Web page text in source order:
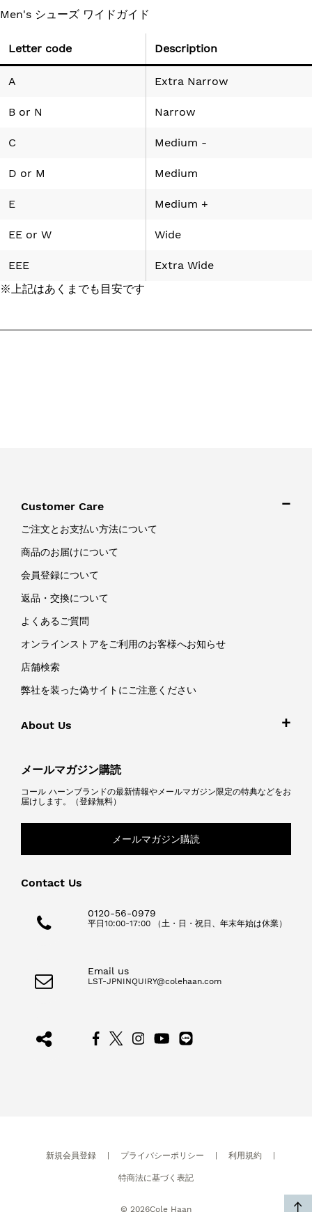
Men's シューズ ワイドガイド
Letter code Description
A Extra Narrow
B or N Narrow
C Medium -
D or M Medium
E Medium +
EE or W Wide
EEE
Extra Wide
※上記はあくまでも目安です
Customer Care
ご注文とお支払い方法について
商品のお届けについて
会員登録について
返品・交換について
よくあるご質問
オンラインストアをご利用のお客様へお知らせ
店舗検索
弊社を装った偽サイトにご注意ください
About Us
メールマガジン購読
コール ハーンブランドの最新情報やメールマガジン限定の特典などをお
届けします。（登録無料）
メールマガジン購読
Contact Us
0120-56-0979
平日10:00-17:00 （土・日・祝日、年末年始は休業）
Email us
LST-JPNINQUIRY@colehaan.com
新規会員登録 | プライバシーポリシー | 利用規約 |
特商法に基づく表記
© 2026Cole Haan